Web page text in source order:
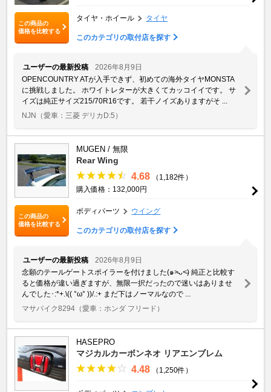
この商品の
価格を比較する
タイヤ・ホイール タイヤ
このカテゴリの取付店を探す
ユーザーの最新投稿
2026年8月9日
OPENCOUNTRY ATが入手できず、初めての海外タイヤMONSTA
に挑戦しました。 ホワイトレターが大きくてカッコイイです。 サ
イズは純正サイズ215/70R16です。 若干ノイズありますがそ ...
NJN （愛車：三菱 デリカD:5）
この商品の
価格を比較する
MUGEN / 無限
Rear Wing
4.68
（1,182件）
購入価格：132,000円
ボディパーツ ウイング
このカテゴリの取付店を探す
ユーザーの最新投稿
2026年8月9日
念願のテールゲートスポイラーを付けました(๑˃̵ᴗ˂̵) 純正と比較す
ると価格が違い過ぎますが、無限一択だったので迷いはありませ
んでした･:*+.\(( °ω° ))/.:+ まだ下はノーマルなので ...
マサパイク8294 （愛車：ホンダ フリード）
HASEPRO
マジカルカーボンネオ リアエンブレム
4.48 （1,250件）